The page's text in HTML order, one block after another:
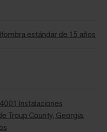
estándar de 15 años
Instalaciones
Troup County, Georgia,